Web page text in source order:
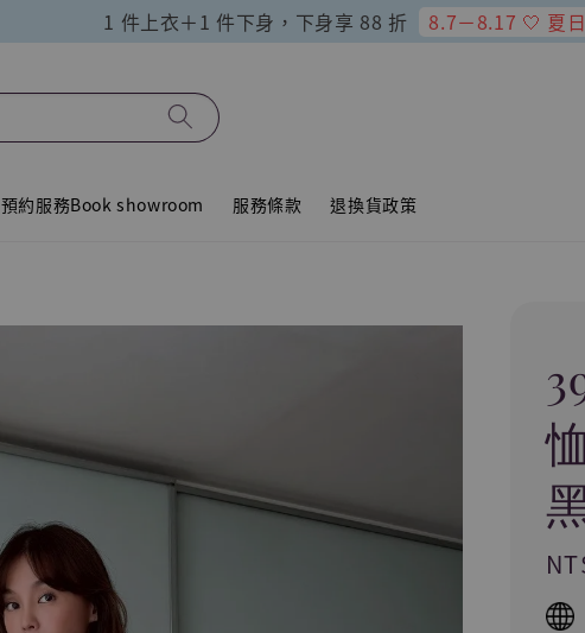
1 件上衣＋1 件下身，下身享 88 折 8.7－8.17 🤍 夏
預約服務Book showroom 服務條款 退換貨政策